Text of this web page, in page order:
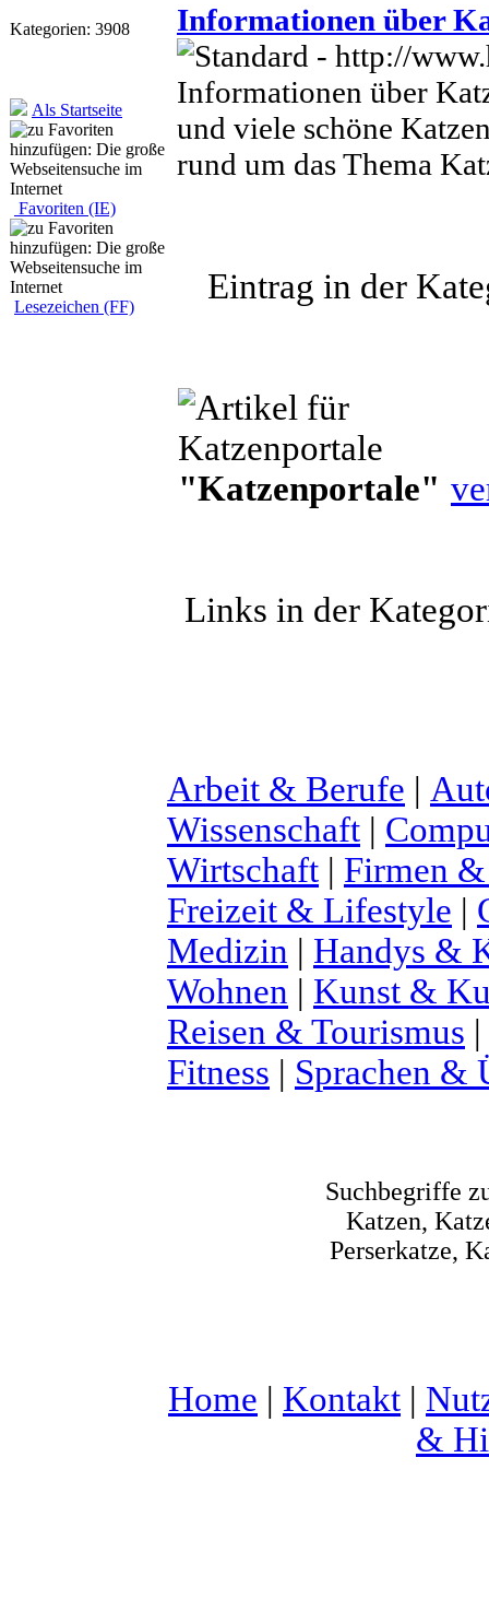
Kategorien: 3908
Als Startseite
Favoriten (IE)
Lesezeichen (FF)
Informationen über
Informationen über
und viele schöne
rund um das Thema
Eintrag in der
"Katzenportale"
Links in der
Arbeit & Berufe |
Wissenschaft |
Wirtschaft | Firmen
Freizeit & Lifestyle |
Medizin | Handys &
Wohnen | Kunst &
Reisen & Tourismus |
Fitness | Sprachen &
Suchbegriffe
Katzen,
Perserkatze,
Home | Kontakt |
&